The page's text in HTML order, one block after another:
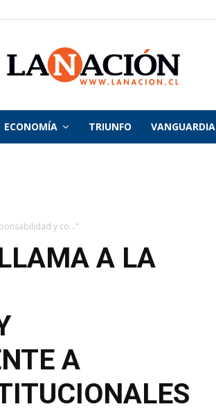
La
ECONOMÍA TRIUNFO VANGUARDIA
y co..."
A LA
A